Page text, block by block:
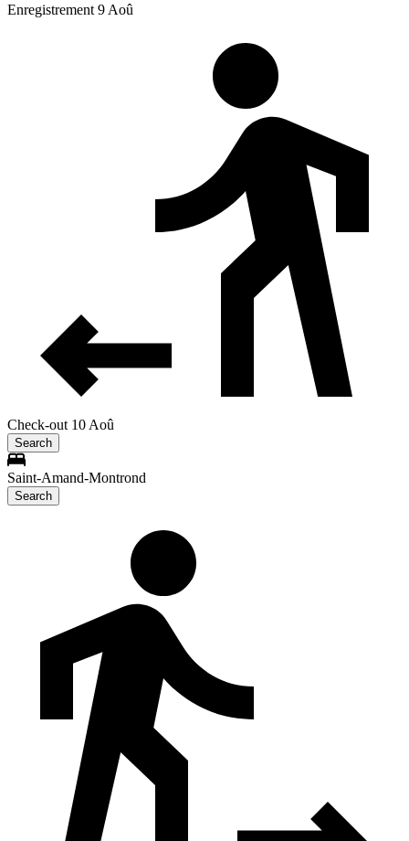
Enregistrement 9 Aoû
Check-out 10 Aoû
Search
Saint-Amand-Montrond
Search